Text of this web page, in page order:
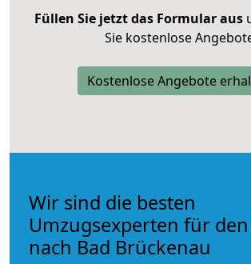
Füllen Sie jetzt das Formular aus
Sie kostenlose
Kostenlose Angebote
Wir sind die besten
Umzugsexperten für
nach Bad Brückenau